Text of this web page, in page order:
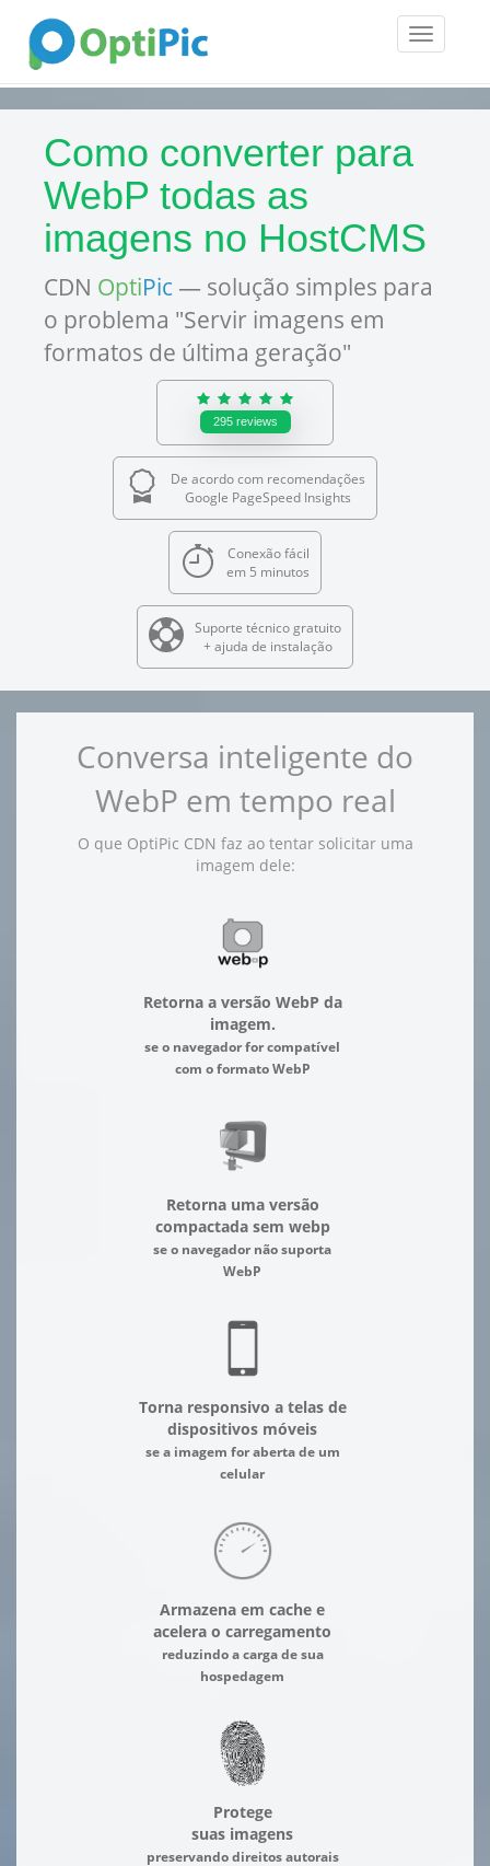
Toggle
Como converter para
WebP todas as
imagens no HostCMS
CDN OptiPic — solução simples para
o problema "Servir imagens em
formatos de última geração"
295 reviews
De acordo com recomendações
Google PageSpeed Insights
Conexão fácil
em 5 minutos
Suporte técnico gratuito
+ ajuda de instalação
Conversa inteligente do
WebP em tempo real
O que OptiPic CDN faz ao tentar solicitar uma
imagem dele:
Retorna a versão WebP da
imagem.
se o navegador for compatível
com o formato WebP
Retorna uma versão
compactada sem webp
se o navegador não suporta
WebP
Torna responsivo a telas de
dispositivos móveis
se a imagem for aberta de um
celular
Armazena em cache e
acelera o carregamento
reduzindo a carga de sua
hospedagem
Protege
suas imagens
preservando direitos autorais